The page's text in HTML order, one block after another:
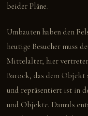
beider Pläne.
Umbauten haben den
heutige Besucher muss
Mittelalter, hier
Barock, das dem Objekt
und repräsentiert ist in
und Objekte. Damals